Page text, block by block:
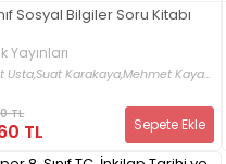
Sosyal Bilgiler Soru Kitabı
Yayınları
Usta,Suat Karakaya,Mehmet Kaya...
TL
TL Sepete Ekle